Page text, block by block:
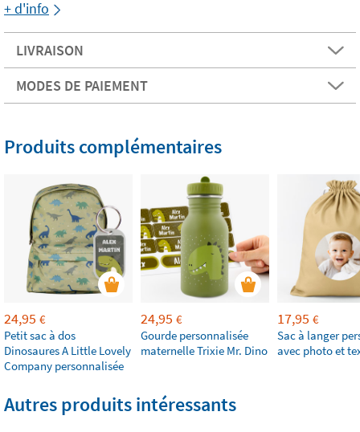
+ d'info
LIVRAISON
MODES DE PAIEMENT
Produits complémentaires
24,95 €
Petit sac à dos
Dinosaures A Little Lovely
Company personnalisée
24,95 €
Gourde personnalisée
maternelle Trixie Mr. Dino
17,95 €
Sac à langer
avec photo et
Autres produits intéressants